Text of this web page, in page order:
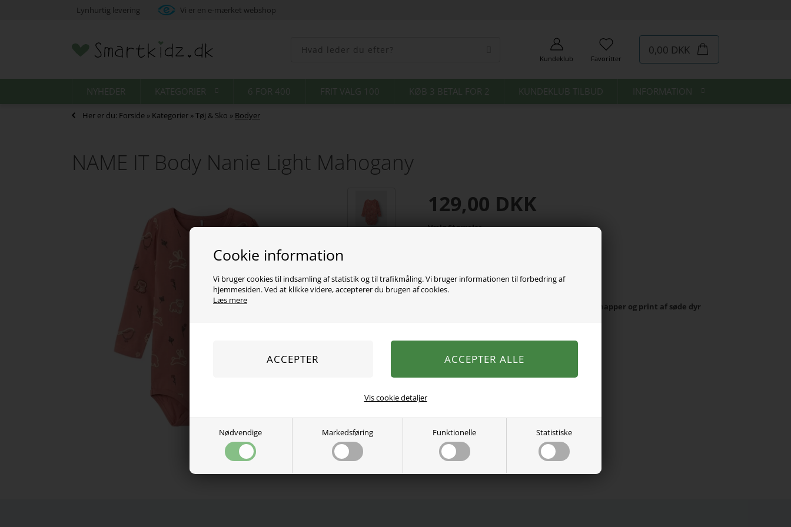
Cookie information
Vi bruger cookies til indsamling af statistik og til trafikmåling. Vi bruger informationen til forbedring af
hjemmesiden. Ved at klikke videre, accepterer du brugen af cookies.
Læs mere
Nødvendige Markedsføring Funktionelle Statistiske
Vis cookie detaljer
Lynhurtig levering Vi er en e-mærket webshop
Kundeklub Favoritter
0,00 DKK
NYHEDER KATEGORIER 6 FOR 400 FRIT VALG 100 KØB 3 BETAL FOR 2 KUNDEKLUB TILBUD INFORMATION
Her er du: Forside » Kategorier »Tøj & Sko » Bodyer
NAME IT Body Nanie Light Mahogany
129,00 DKK
Vælg Størrelse
Varen er desværre udsolgt
Skøn langærmet body fra Name It med trykknapper og print af søde dyr
95% økologisk bomuld, 5% elastan.